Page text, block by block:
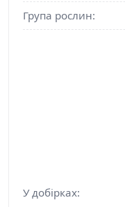
Група рослин:
У добірках: